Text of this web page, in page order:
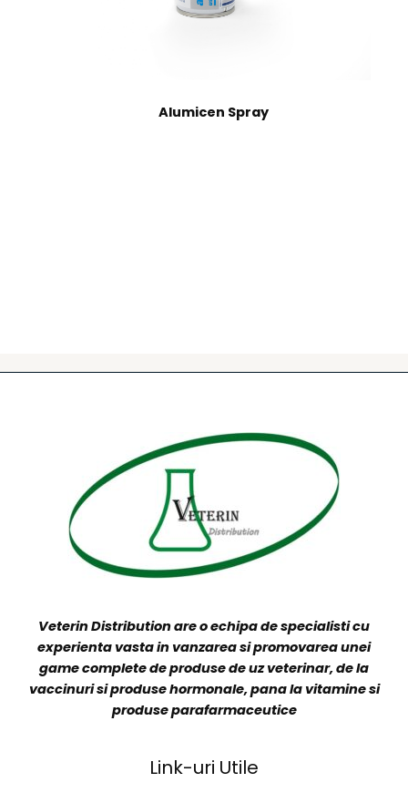
Alumicen Spray
Veterin Distribution are o echipa de specialisti cu
experienta vasta in vanzarea si promovarea unei
game complete de produse de uz veterinar, de la
vaccinuri si produse hormonale, pana la vitamine si
produse parafarmaceutice
Link-uri Utile